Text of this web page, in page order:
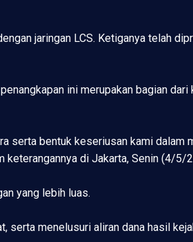
jaringan LCS. Ketiganya telah
ini merupakan bagian
serta bentuk keseriusan kami dalam
keterangannya di Jakarta, Senin (4/5/
yang lebih luas.
serta menelusuri aliran dana hasil